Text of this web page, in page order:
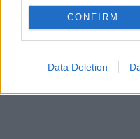
CONFIRM
Data Deletion